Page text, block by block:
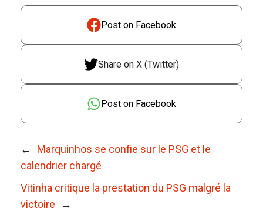
Post on Facebook
Share on X (Twitter)
Post on Facebook
←
Marquinhos se confie sur le PSG et le
calendrier chargé
Vitinha critique la prestation du PSG malgré la
victoire
→